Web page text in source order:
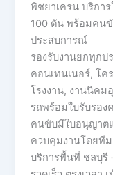
พิชยาเครน บริกา
100 ตัน พร้อมคน
ประสบการณ์
รองรับงานยกทุกป
คอนเทนเนอร์, โค
โรงงาน, งานนิคม
รถพร้อมใบรับรอ
คนขับมีใบอนุญาต
ควบคุมงานโดยที
บริการพื้นที่ ชลบุรี